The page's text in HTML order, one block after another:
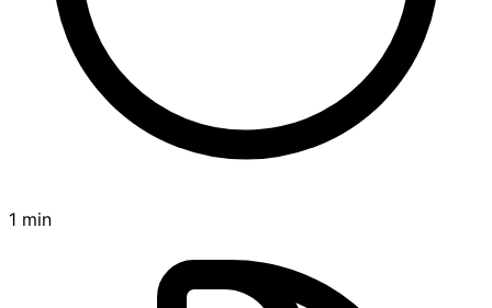
1 min